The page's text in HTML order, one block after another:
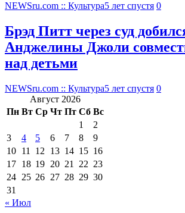
NEWSru.com :: Культура5 лет спустя 0
Брэд Питт через суд
Анджелины Джоли
над детьми
NEWSru.com :: Культура5 лет спустя 0
Август 2026
Пн Вт Ср Чт Пт Сб Вс
1
2
3
4 5 6 7 8
9
10 11 12 13 14 15 16
17 18 19 20 21 22 23
24 25 26 27 28 29 30
31
« Июл